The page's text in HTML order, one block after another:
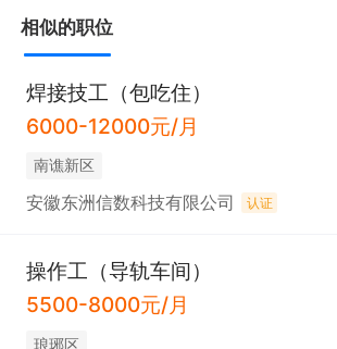
相似的职位
焊接技工（包吃住）
6000-12000元/月
南谯新区
安徽东洲信数科技有限公司 认证
操作工（导轨车间）
5500-8000元/月
琅琊区